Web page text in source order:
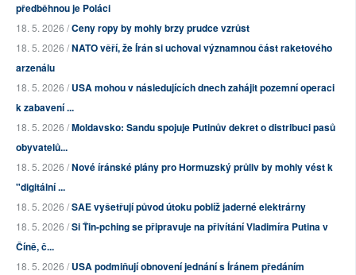
předběhnou je Poláci
18. 5. 2026 /Ceny ropy by mohly brzy prudce vzrůst
18. 5. 2026 /NATO věří, že Írán si uchoval významnou část raketového
arzenálu
18. 5. 2026 /USA mohou v následujících dnech zahájit pozemní operaci
k zabavení ...
18. 5. 2026 /Moldavsko: Sandu spojuje Putinův dekret o distribuci pasů
obyvatelů...
18. 5. 2026 /Nové íránské plány pro Hormuzský průliv by mohly vést k
"digitální ...
18. 5. 2026 /SAE vyšetřují původ útoku poblíž jaderné elektrárny
18. 5. 2026 /Si Ťin-pching se připravuje na přivítání Vladimíra Putina v
Číně, č...
18. 5. 2026 /USA podmiňují obnovení jednání s Íránem předáním